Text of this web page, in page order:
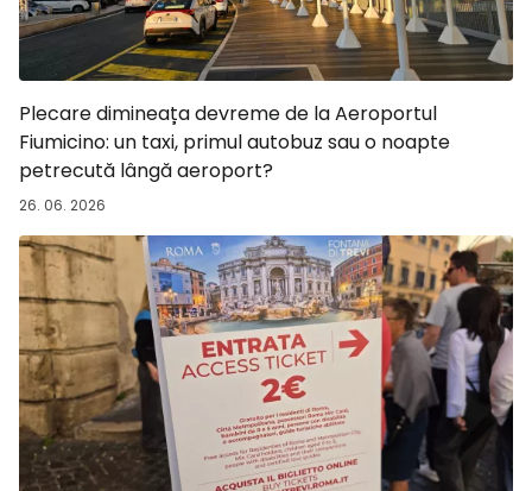
Plecare dimineața devreme de la Aeroportul
Fiumicino: un taxi, primul autobuz sau o noapte
petrecută lângă aeroport?
26. 06. 2026